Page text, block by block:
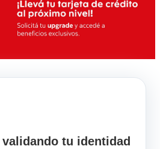
tu identidad